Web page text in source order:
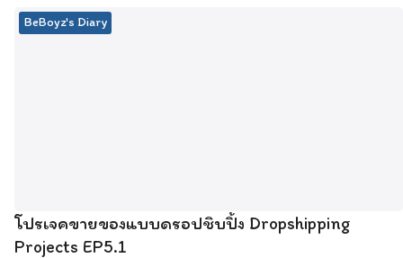
BeBoyz's Diary
โปรเจคขายของแบบดรอปชิบปิ้ง Dropshipping
Projects EP5.1